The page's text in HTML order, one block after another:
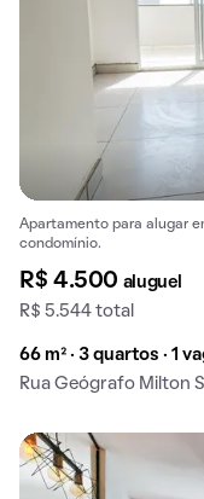
Apartamento para alugar
condomínio.
R$ 4.500 aluguel
R$ 5.544 total
66 m² · 3 quartos · 1
Rua Geógrafo Milton